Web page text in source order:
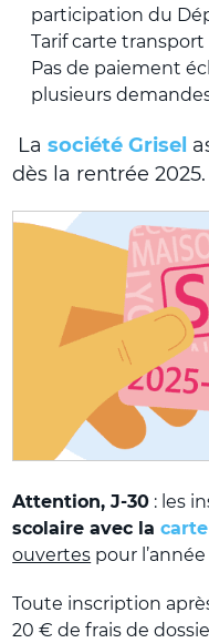
participation du
Tarif carte
Pas de paiement
plusieurs
Lasociété Grisel
dès la rentrée 2025.
Attention, J-30 : les
scolaire avec lacarte
ouvertes pour
Toute inscription
20 € de frais de